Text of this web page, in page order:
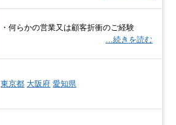
・何らかの営業又は顧客折衝のご経験
…続きを読む
東京都 大阪府 愛知県